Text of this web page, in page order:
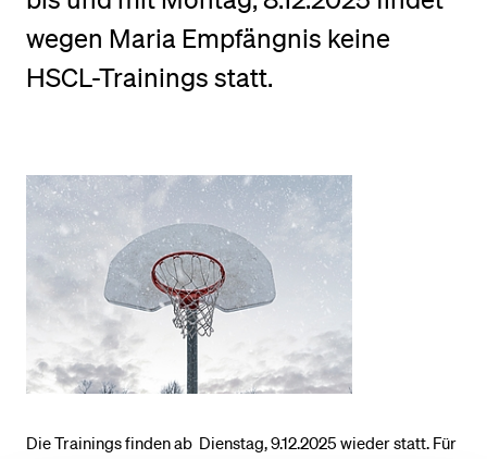
wegen Maria Empfängnis keine
HSCL-Trainings statt.
Die Trainings finden ab Dienstag, 9.12.2025 wieder statt. Für
Sportangebot
Menuplan Mensa
Anmeldung und Zulassung